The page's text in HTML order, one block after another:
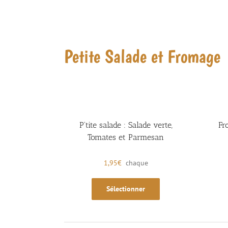
Petite Salade et Fromage
P'tite salade : Salade verte,
Tomates et Parmesan
1,95€ chaque
Sélectionner